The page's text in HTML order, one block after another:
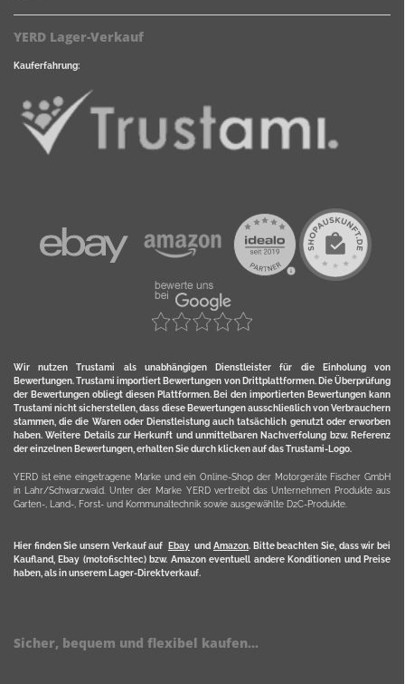
YERD Lager-Verkauf
Kauferfahrung:
Wir nutzen Trustami als unabhängigen Dienstleister für die Einholung von
Bewertungen. Trustami importiert Bewertungen von Drittplattformen. Die Überprüfung
der Bewertungen obliegt diesen Plattformen. Bei den importierten Bewertungen kann
Trustami nicht sicherstellen, dass diese Bewertungen ausschließlich von Verbrauchern
stammen, die die Waren oder Dienstleistung auch tatsächlich genutzt oder erworben
haben. Weitere Details zur Herkunft und unmittelbaren Nachverfolung bzw. Referenz
der einzelnen Bewertungen, erhalten Sie durch klicken auf das Trustami-Logo.
YERD ist eine eingetragene Marke und ein Online-Shop der Motorgeräte Fischer GmbH
in Lahr/Schwarzwald. Unter der Marke YERD vertreibt das Unternehmen Produkte aus
Garten-, Land-, Forst- und Kommunaltechnik sowie ausgewählte D2C-Produkte.
Hier finden Sie unsern Verkauf auf Ebayund Amazon. Bitte beachten Sie, dass wir bei
Kaufland, Ebay (motofischtec) bzw. Amazon eventuell andere Konditionen und Preise
haben, als in unserem Lager-Direktverkauf.
Sicher, bequem und flexibel kaufen...